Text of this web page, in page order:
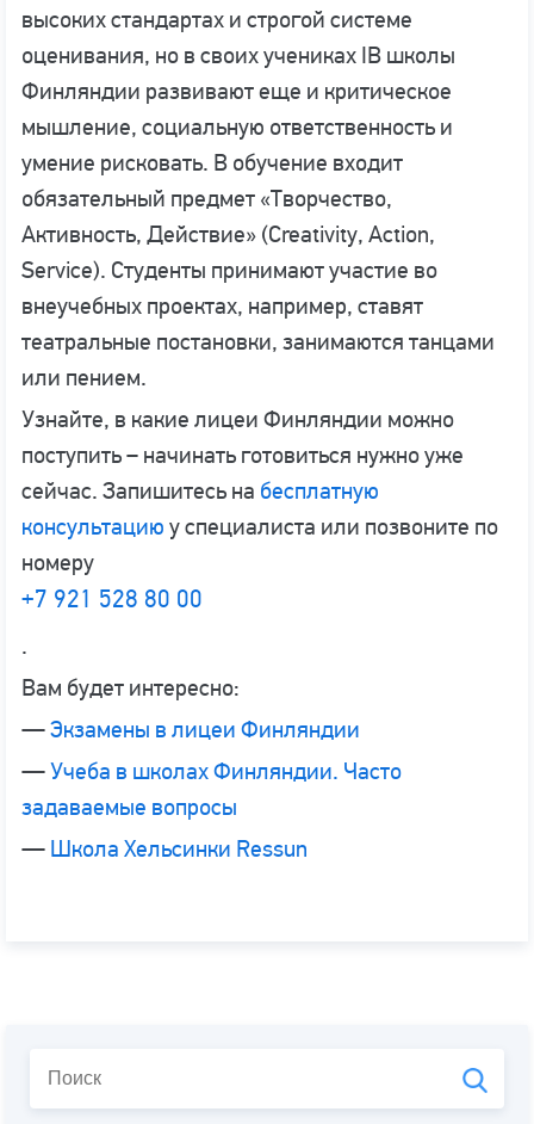
высоких стандартах и строгой системе
оценивания, но в своих учениках IB школы
Финляндии развивают еще и критическое
мышление, социальную ответственность и
умение рисковать. В обучение входит
обязательный предмет «Творчество,
Активность, Действие» (Creativity, Action,
Service). Студенты принимают участие во
внеучебных проектах, например, ставят
театральные постановки, занимаются танцами
или пением.
Узнайте, в какие лицеи Финляндии можно
поступить – начинать готовиться нужно уже
сейчас. Запишитесь на бесплатную
консультацию у специалиста или позвоните по
номеру
+7 921 528 80 00
.
Вам будет интересно:
—Экзамены в лицеи Финляндии
—Учеба в школах Финляндии. Часто
задаваемые вопросы
— Школа Хельсинки Ressun